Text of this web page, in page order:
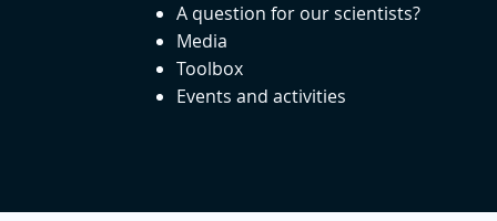
A question for our scientists?
Media
Toolbox
Events and activities